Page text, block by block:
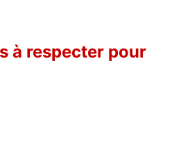
à respecter pour